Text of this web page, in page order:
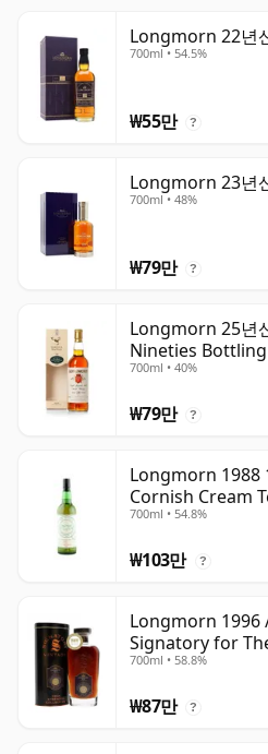
Longmorn 22년
700ml • 54.5%
₩55만 ?
Longmorn 23년
700ml • 48%
₩79만 ?
Longmorn 25년
Nineties
700ml • 40%
₩79만 ?
Longmorn 1988
Cornish Cream
Malt Whisky |
700ml • 54.8%
₩103만 ?
Longmorn 1996
Signatory for
700ml • 58.8%
₩87만 ?